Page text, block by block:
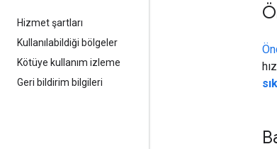
Hizmet şartları
Kullanılabildiği bölgeler
Kötüye kullanım izleme
Geri bildirim bilgileri